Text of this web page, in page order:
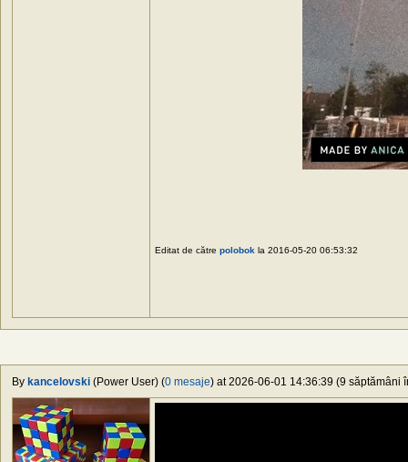
Editat de către polobok la 2016-05-20 06:53:32
By kancelovski (Power User) (0 mesaje) at 2026-06-01 14:36:39 (9 săptămâni